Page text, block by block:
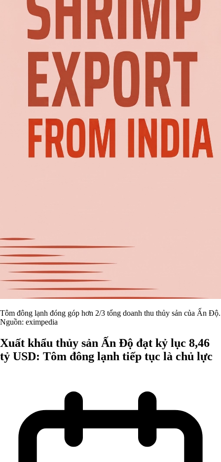
Tôm đông lạnh đóng góp hơn 2/3 tổng doanh thu thủy sản của Ấn Độ.
Nguồn: eximpedia
Xuất khẩu thủy sản Ấn Độ đạt kỷ lục 8,46
tỷ USD: Tôm đông lạnh tiếp tục là chủ lực